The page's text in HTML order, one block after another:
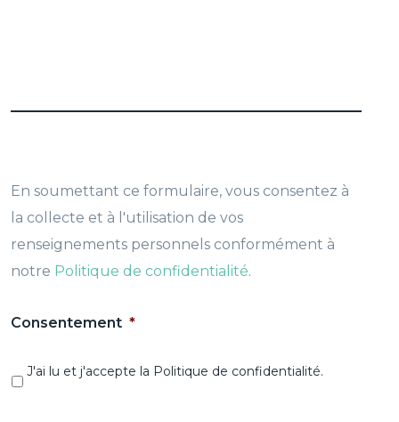
En soumettant ce formulaire, vous consentez à
la collecte et à l'utilisation de vos
renseignements personnels conformément à
notre Politique de confidentialité.
Consentement *
J'ai lu et j'accepte la Politique de confidentialité.